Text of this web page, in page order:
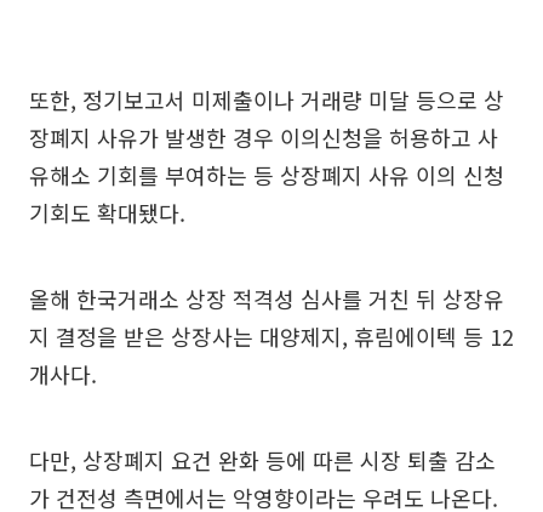
또한, 정기보고서 미제출이나 거래량 미달 등으로 상
장폐지 사유가 발생한 경우 이의신청을 허용하고 사
유해소 기회를 부여하는 등 상장폐지 사유 이의 신청
기회도 확대됐다.
올해 한국거래소 상장 적격성 심사를 거친 뒤 상장유
지 결정을 받은 상장사는 대양제지, 휴림에이텍 등 12
개사다.
다만, 상장폐지 요건 완화 등에 따른 시장 퇴출 감소
가 건전성 측면에서는 악영향이라는 우려도 나온다.